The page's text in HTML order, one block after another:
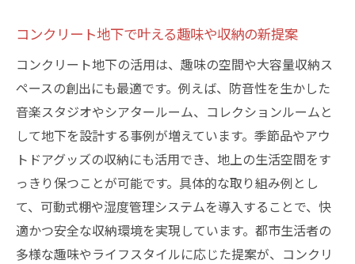
コンクリート地下で叶える趣味や収納の新提案
コンクリート地下の活用は、趣味の空間や大容量収納ス
ペースの創出にも最適です。例えば、防音性を生かした
音楽スタジオやシアタールーム、コレクションルームと
して地下を設計する事例が増えています。季節品やアウ
トドアグッズの収納にも活用でき、地上の生活空間をす
っきり保つことが可能です。具体的な取り組み例とし
て、可動式棚や湿度管理システムを導入することで、快
適かつ安全な収納環境を実現しています。都市生活者の
多様な趣味やライフスタイルに応じた提案が、コンクリ